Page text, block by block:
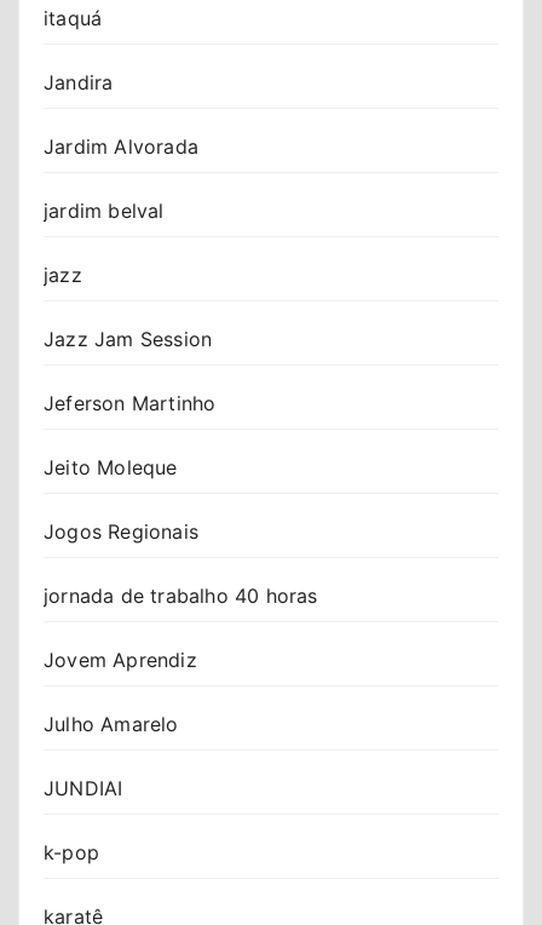
itaquá
Jandira
Jardim Alvorada
jardim belval
jazz
Jazz Jam Session
Jeferson Martinho
Jeito Moleque
Jogos Regionais
jornada de trabalho 40 horas
Jovem Aprendiz
Julho Amarelo
JUNDIAI
k-pop
karatê